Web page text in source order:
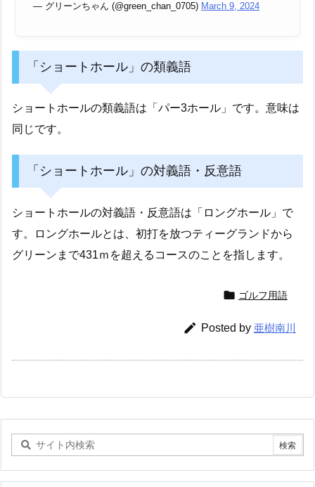
— グリーンちゃん (@green_chan_0705) March 9, 2024
「ショートホール」の類義語
ショートホールの類義語は「パー3ホール」です。意味は
同じです。
「ショートホール」の対義語・反意語
ショートホールの対義語・反意語は「ロングホール」で
す。ロングホールとは、初打を放つティーグランドから
グリーンまで431ｍを超えるコースのことを指します。
 ゴルフ用語
 Posted by 亜樹南川